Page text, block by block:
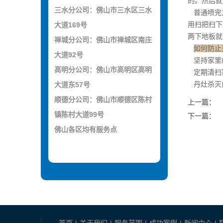
三水分公司：佛山市三水区三水
大道169号
禅城分公司：佛山市禅城区南庄
大道92号
高明分公司：佛山市高明区高明
大道东57号
顺德分公司：佛山市顺德区陈村
镇陈村大道99号
佛山各区均有服务点
普通喷完
用扫把扫
两下地板
如何防
坚持家里
定期清扫
丹灶杀灭
上一篇：
下一篇：